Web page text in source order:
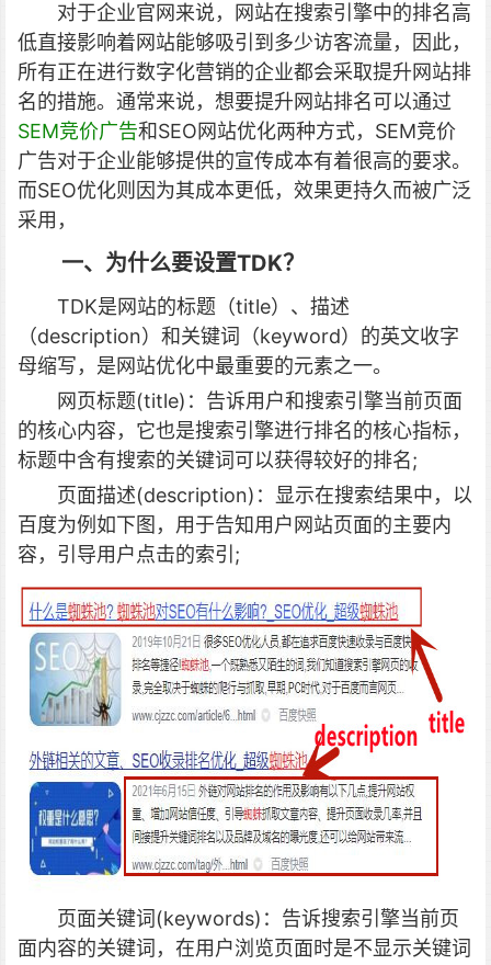
对于企业官网来说，网站在搜索引擎中的排名高
低直接影响着网站能够吸引到多少访客流量，因此，
所有正在进行数字化营销的企业都会采取提升网站排
名的措施。 通常来说，想要提升网站排名可以通过
SEM竞价广告和SEO网站优化两种方式，SEM竞价
广告对于企业能够提供的宣传成本有着很高的要求。
而SEO优化则因为其成本更低，效果更持久而被广泛
采用，
一、为什么要设置TDK？
TDK是网站的标题（title）、描述
（description）和关键词（keyword）的英文收字
母缩写，是网站优化中最重要的元素之一。
网页标题(title)：告诉用户和搜索引擎当前页面
的核心内容，它也是搜索引擎进行排名的核心指标，
标题中含有搜索的关键词可以获得较好的排名;
页面描述(description)：显示在搜索结果中，以
百度为例如下图，用于告知用户网站页面的主要内
容，引导用户点击的索引;
页面关键词(keywords)：告诉搜索引擎当前页
面内容的关键词，在用户浏览页面时是不显示关键词